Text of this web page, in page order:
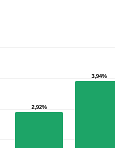
2,92%
2,92%
3,94%
3,94%